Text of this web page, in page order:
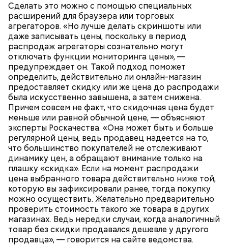
Сделать это можно с помощью специальных
расширений для браузера или торговых
агрегаторов. «Но лучше делать скриншоты или
даже записывать цены, поскольку в период
распродаж агрегаторы сознательно могут
отключать функции мониторинга цены», —
предупреждает он. Такой подход поможет
определить, действительно ли онлайн-магазин
предоставляет скидку или же цена до распродажи
была искусственно завышена, а затем снижена.
Причем совсем не факт, что скидочная цена будет
меньше или равной обычной цене, — объясняют
эксперты Роскачества. «Она может быть и больше
регулярной цены, ведь продавец надеется на то,
что большинство покупателей не отслеживают
динамику цен, а обращают внимание только на
плашку «скидка». Если на момент распродажи
цена выбранного товара действительно ниже той,
которую вы зафиксировали ранее, тогда покупку
можно осуществить. Желательно предварительно
проверить стоимость такого же товара в других
магазинах. Ведь нередки случаи, когда аналогичный
товар без скидки продавался дешевле у другого
продавца», — говорится на сайте ведомства.
— Существует множество предубеждений: